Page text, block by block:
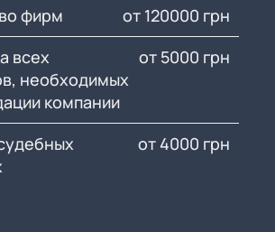
фирм
от 120000 грн
всех
необходимых
компании
от 5000 грн
от 4000 грн